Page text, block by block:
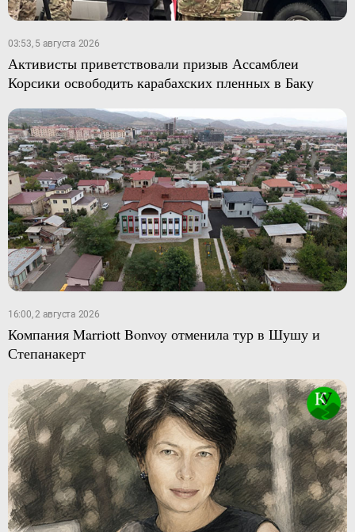
03:53, 5 августа 2026
Активисты приветствовали призыв Ассамблеи
Корсики освободить карабахских пленных в Баку
16:00, 2 августа 2026
Компания Marriott Bonvoy отменила тур в Шушу и
Степанакерт